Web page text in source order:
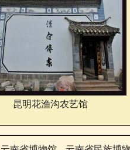
昆明花渔沟农艺馆